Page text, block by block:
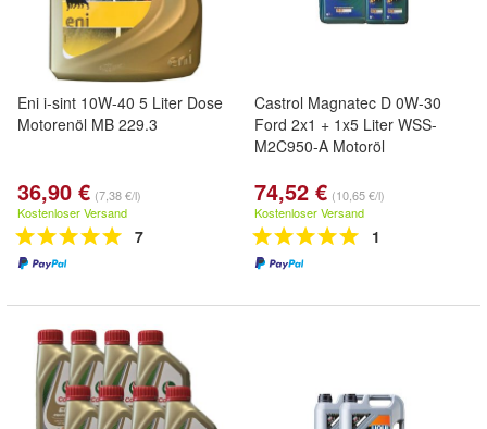
Eni i-sint 10W-40 5 Liter Dose
Motorenöl MB 229.3
36,90 € (7,38 €/l)
Kostenloser Versand
7
Castrol Magnatec D 0W-30
Ford 2x1 + 1x5 Liter WSS-
M2C950-A Motoröl
74,52 € (10,65 €/l)
Kostenloser Versand
1